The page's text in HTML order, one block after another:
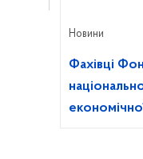
Новини
Фахівці